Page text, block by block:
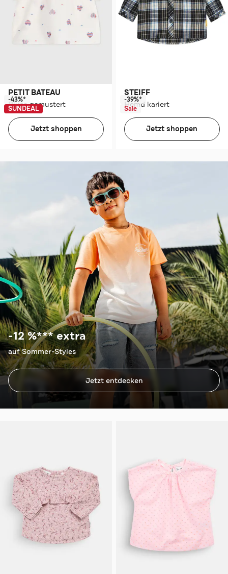
PETIT BATEAU
Bluse gemustert
-43%*
SUNDEAL
Jetzt shoppen
STEIFF
Hemd kariert
-39%*
Sale
Jetzt shoppen
-12 %*** extra
auf Sommer-Styles
Jetzt entdecken